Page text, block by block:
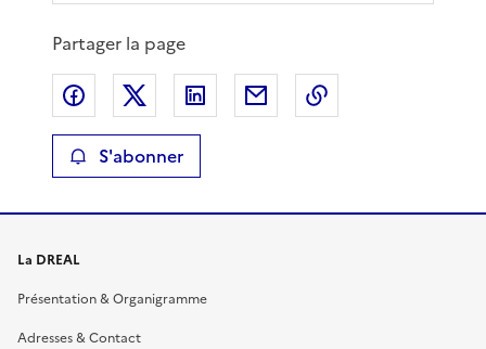
Partager la page
Partager sur Facebook
Partager sur XPartager sur LinkedIn
Partager par email
S'abonner
La DREAL
Présentation & Organigramme
Adresses & Contact